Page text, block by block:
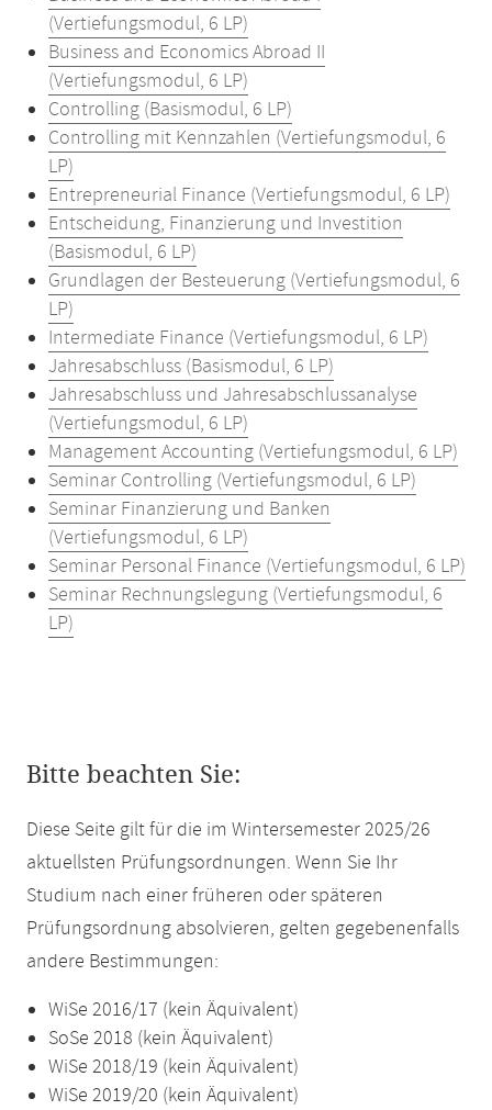
(Vertiefungsmodul, 6 LP)
Business and Economics Abroad II
(Vertiefungsmodul, 6 LP)
Controlling (Basismodul, 6 LP)
Controlling mit Kennzahlen (Vertiefungsmodul, 6
LP)
Entrepreneurial Finance (Vertiefungsmodul, 6 LP)
Entscheidung, Finanzierung und Investition
(Basismodul, 6 LP)
Grundlagen der Besteuerung (Vertiefungsmodul, 6
LP)
Intermediate Finance (Vertiefungsmodul, 6 LP)
Jahresabschluss (Basismodul, 6 LP)
Jahresabschluss und Jahresabschlussanalyse
(Vertiefungsmodul, 6 LP)
Management Accounting (Vertiefungsmodul, 6 LP)
Seminar Controlling (Vertiefungsmodul, 6 LP)
Seminar Finanzierung und Banken
(Vertiefungsmodul, 6 LP)
Seminar Personal Finance (Vertiefungsmodul, 6 LP)
Seminar Rechnungslegung (Vertiefungsmodul, 6
LP)
Bitte beachten Sie:
Diese Seite gilt für die im Wintersemester 2025/26
aktuellsten Prüfungsordnungen. Wenn Sie Ihr
Studium nach einer früheren oder späteren
Prüfungsordnung absolvieren, gelten gegebenenfalls
andere Bestimmungen:
WiSe 2016/17 (kein Äquivalent)
SoSe 2018 (kein Äquivalent)
WiSe 2018/19 (kein Äquivalent)
WiSe 2019/20 (kein Äquivalent)